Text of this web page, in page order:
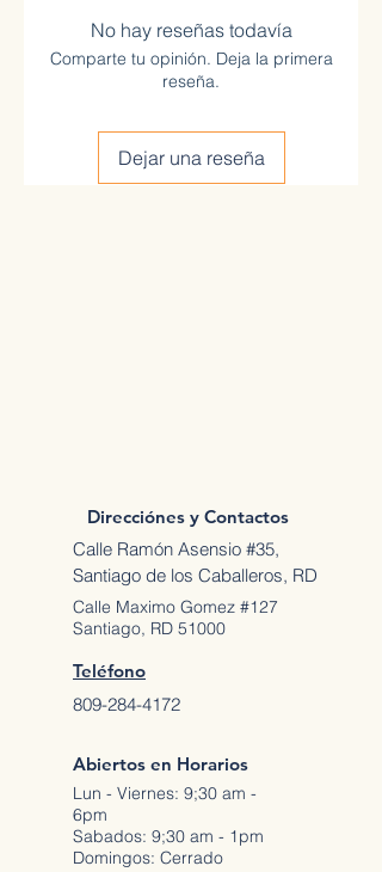
No hay reseñas todavía
Comparte tu opinión. Deja la primera
reseña.
Dejar una reseña
Direcciónes y Contactos
Calle Ramón Asensio #35,
Santiago de los Caballeros, RD
Calle Maximo Gomez #127
Santiago, RD 51000
Teléfono
809-284-4172
Abiertos en Horarios
Lun - Viernes: 9;30 am -
6pm
Sabados: 9;30 am - 1pm
Domingos: Cerrado